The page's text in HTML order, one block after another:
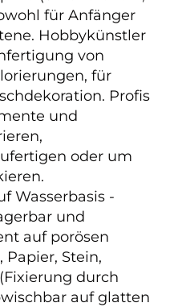
für Anfänger
Hobbykünstler
von
für
Profis
und
oder um
Wasserbasis -
und
auf porösen
Papier, Stein,
durch
auf glatten